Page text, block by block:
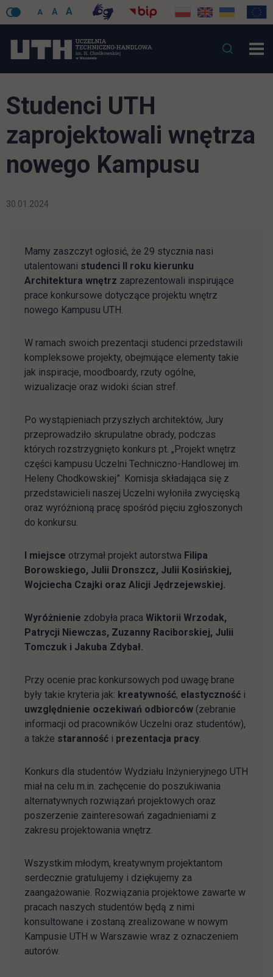
A A A
Studenci UTH
zaprojektowali wnętrza
nowego Kampusu
30.01.2024
Mamy zaszczyt ogłosić, że 29 stycznia nasi
utalentowani studenci II roku kierunku
Architektura wnętrz zaprezentowali inspirujące
prace konkursowe dotyczące projektu wnętrz
nowego Kampusu UTH.
W ramach swoich prezentacji studenci przedstawili
kompleksowe projekty, obejmujące elementy takie
jak inspiracje, moodboardy, rzuty ogólne,
wizualizacje oraz widoki ścian stref.
Po wystąpieniach przyszłych architektów, Jury
przeprowadziło skrupulatne obrady, podczas
których rozstrzygnięto konkurs pt. „Projekt wnętrz
części kampusu Uczelni Techniczno-Handlowej im.
Heleny Chodkowskiej”. Komisja składająca się z
przedstawicieli naszej Uczelni wyłoniła zwycięską
oraz wyróżnioną pracę spośród pięciu zgłoszonych
do konkursu.
I miejsce otrzymał projekt autorstwa Filipa
Borowskiego, Julii Dronszcz, Julii Kosińskiej,
Wojciecha Czajki oraz Alicji Jędrzejewskiej.
Wyróżnienie zdobyła praca Wiktorii Wrzodak,
Patrycji Niewczas, Zuzanny Raciborskiej, Julii
Tomczuk i Jakuba Zdybał.
Przy ocenie prac konkursowych pod uwagę brane
były takie kryteria jak: kreatywność, elastyczność i
uwzględnienie oczekiwań odbiorców (zebranie
informacji od pracowników Uczelni oraz studentów),
a także staranność i prezentacja pracy.
Konkurs dla studentów Wydziału Inżynieryjnego UTH
miał na celu m.in. zachęcenie do poszukiwania
alternatywnych rozwiązań projektowych oraz
poszerzenie zainteresowań zagadnieniami z
zakresu projektowania wnętrz.
Wszystkim młodym, kreatywnym projektantom
serdecznie gratulujemy i dziękujemy za
zaangażowanie. Rozwiązania projektowe zawarte w
pracach naszych studentów będą z nimi
konsultowane i zostaną zrealizowane w nowym
Kampusie UTH w Warszawie wraz z oznaczeniem
autorów.